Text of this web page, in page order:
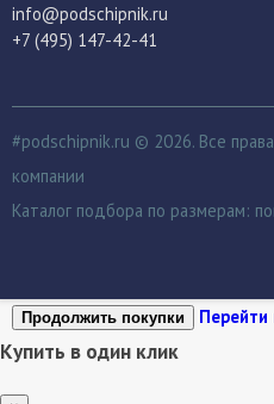
info@podschipnik.ru
+7 (495) 147-42-41
#podschipnik.ru © 2026. Все
компании
Каталог подбора по размерам:
Продолжить покупки Перейти
Купить в один клик